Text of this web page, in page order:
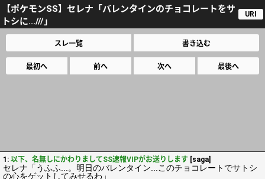
【ポケモンSS】セレナ「バレンタインのチョコレートをサ
トシに...///」
URI
スレ一覧 書き込む
最初へ 前へ 次へ 最後へ
1: 以下、名無しにかわりましてSS速報VIPがお送りします [saga]
セレナ「うふふ...。明日のバレンタイン...このチョコレートでサトシ
の心をゲットしてみせるわ」